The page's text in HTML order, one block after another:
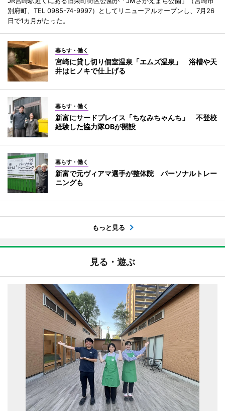
別府町、TEL 0985-74-9997）としてリニューアルオープンし、7月26
日で1カ月がたった。
暮らす・働く
宮崎に貸し切り個室温泉「エムズ温泉」 浴槽や天
井はヒノキで仕上げる
暮らす・働く
新富にサードプレイス「ちなみちゃんち」 不登校
経験した協力隊OBが開設
暮らす・働く
新富で元ヴィアマ選手が整体院 パーソナルトレー
ニングも
もっと見る
見る・遊ぶ